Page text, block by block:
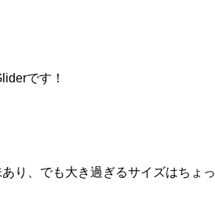
です！
り、でも大き過ぎるサイズはちょっ